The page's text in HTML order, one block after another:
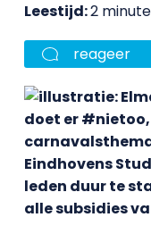
Leestijd:2
reageer
doet er
Eindhovens
leden duur te
alle subsidies